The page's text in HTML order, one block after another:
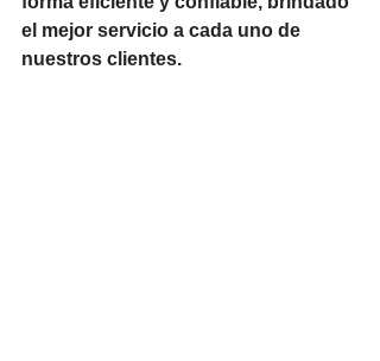
el mejor servicio a cada uno de
nuestros clientes.